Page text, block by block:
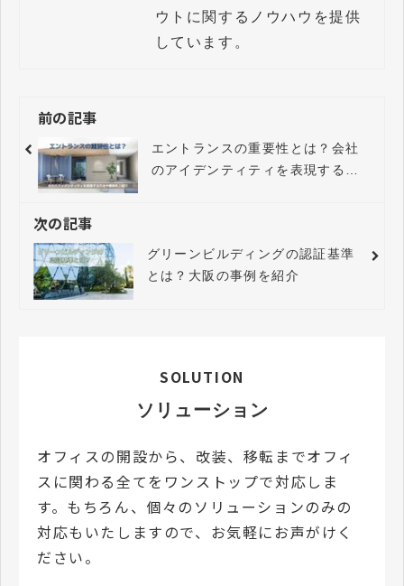
ウトに関するノウハウを提供
しています。
前の記事
エントランスの重要性とは？会社
のアイデンティティを表現する方
次の記事
グリーンビルディングの認証基準
とは？大阪の事例を紹介
SOLUTION
ソリューション
オフィスの開設から、改装、移転までオフィ
スに関わる全てをワンストップで対応しま
す。もちろん、個々のソリューションのみの
対応もいたしますので、お気軽にお声がけく
ださい。